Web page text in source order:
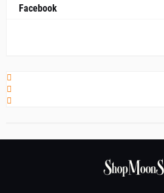
Facebook